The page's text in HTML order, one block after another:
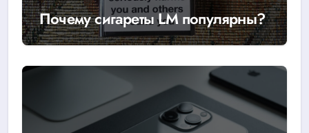
Почему сигареты LM популярны?